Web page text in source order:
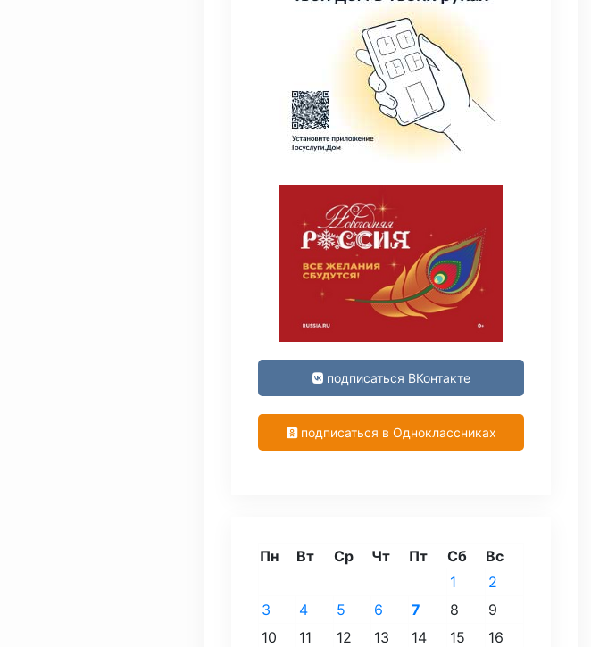
подписаться ВКонтакте
подписаться в Одноклассниках
Пн Вт Ср Чт Пт Сб
Вс
1
2
3
4 5 6 7 8
9
10
11 12 13 14 15 16